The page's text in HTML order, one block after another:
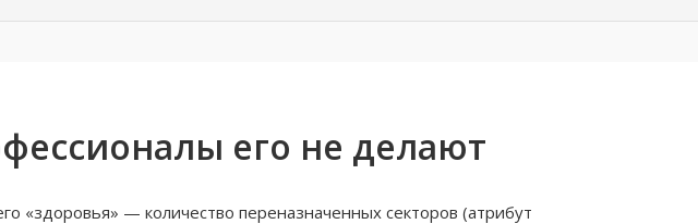
его не делают
«здоровья» — количество переназначенных секторов (атрибут